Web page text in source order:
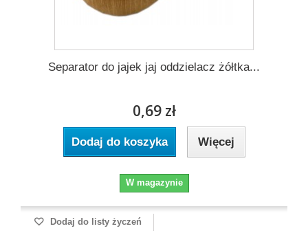
Separator do jajek jaj oddzielacz żółtka...
0,69 zł
Dodaj do koszyka Więcej
W magazynie
Dodaj do listy życzeń